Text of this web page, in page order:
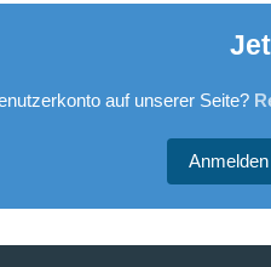
auf unserer Seite?
Anmelden